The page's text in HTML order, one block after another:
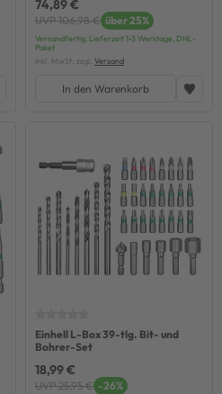
74,89 €
UVP 106,98 € über 25%
Versandfertig, Lieferzeit 1-3 Werktage, DHL-
Paket
inkl. MwSt. zzgl. Versand
In den Warenkorb
Einhell L-Box 39-tlg. Bit- und
Bohrer-Set
18,99 €
UVP 25,95 € -26%